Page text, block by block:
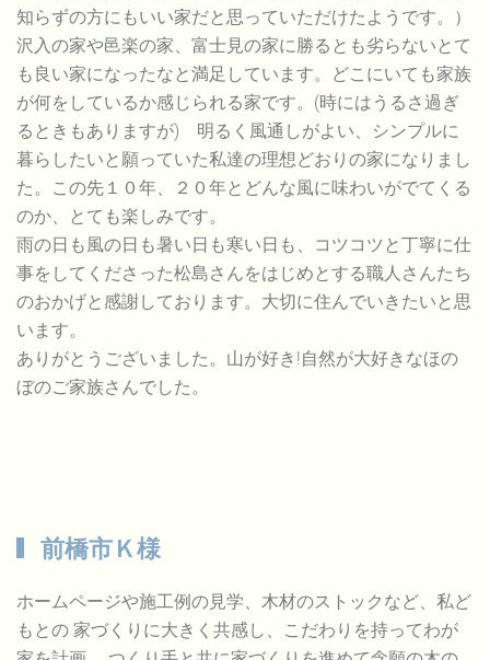
知らずの方にもいい家だと思っていただけたようです。）
沢入の家や邑楽の家、富士見の家に勝るとも劣らないとて
も良い家になったなと満足しています。どこにいても家族
が何をしているか感じられる家です。(時にはうるさ過ぎ
るときもありますが) 明るく風通しがよい、シンプルに
暮らしたいと願っていた私達の理想どおりの家になりまし
た。この先１０年、２０年とどんな風に味わいがでてくる
のか、とても楽しみです。
雨の日も風の日も暑い日も寒い日も、コツコツと丁寧に仕
事をしてくださった松島さんをはじめとする職人さんたち
のおかげと感謝しております。大切に住んでいきたいと思
います。
ありがとうございました。山が好き!自然が大好きなほの
ぼのご家族さんでした。
前橋市Ｋ様
ホームページや施工例の見学、木材のストックなど、私ど
もとの 家づくりに大きく共感し、こだわりを持ってわが